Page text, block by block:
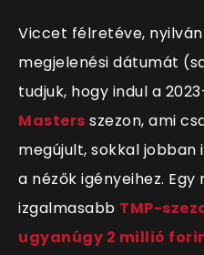
Viccet félretéve, nyilván
megjelenési dátumát
tudjuk, hogy indul a
Masters szezon, ami
megújult, sokkal jobban
a nézők igényeihez.
izgalmasabb TMP-
ugyanúgy 2 millió